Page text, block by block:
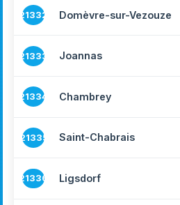
21332 Domèvre-sur-Vezouze
21333 Joannas
21334 Chambrey
21335 Saint-Chabrais
21336 Ligsdorf